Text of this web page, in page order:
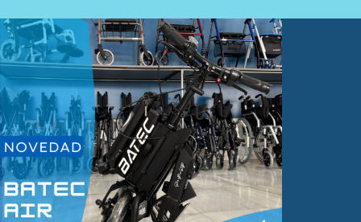
Fisioterapia
Geriatría
Medicina
Ortopedia